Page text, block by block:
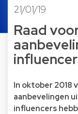
21/01/19
Raad
In oktober 2018
aanbevelingen
influencers